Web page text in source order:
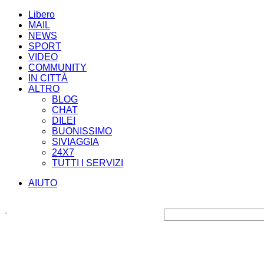
Libero
MAIL
NEWS
SPORT
VIDEO
COMMUNITY
IN CITTÀ
ALTRO
BLOG
CHAT
DILEI
BUONISSIMO
SIVIAGGIA
24X7
TUTTI I SERVIZI
AIUTO